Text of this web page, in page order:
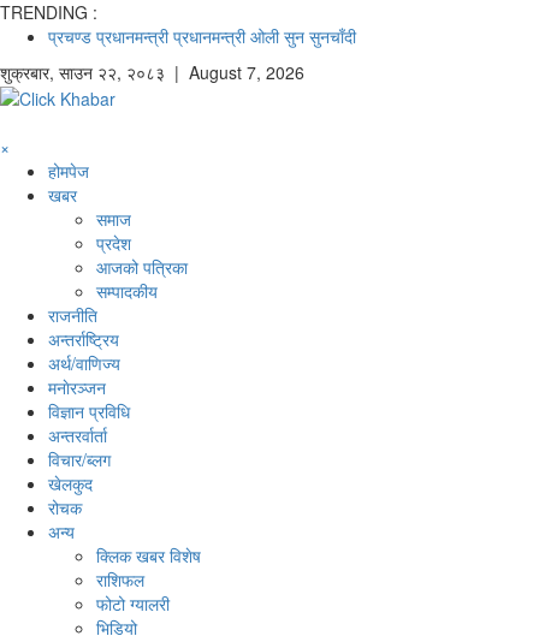
TRENDING :
प्रचण्ड प्रधानमन्त्री प्रधानमन्त्री ओली सुन सुनचाँदी
शुक्रबार, साउन २२, २०८३ | August 7, 2026
×
होमपेज
खबर
समाज
प्रदेश
आजको पत्रिका
सम्पादकीय
राजनीति
अन्तर्राष्ट्रिय
अर्थ/वाणिज्य
मनाेरञ्जन
विज्ञान प्रविधि
अन्तरर्वार्ता
विचार/ब्लग
खेलकुद
रोचक
अन्य
क्लिक खबर विशेष
राशिफल
फोटो ग्यालरी
भिडियो